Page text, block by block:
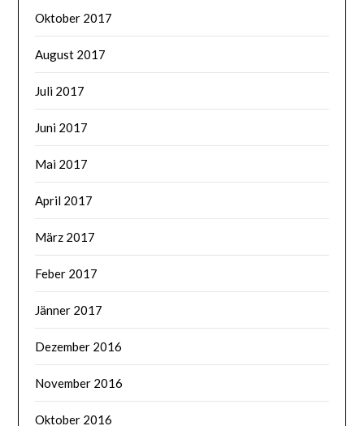
Oktober 2017
August 2017
Juli 2017
Juni 2017
Mai 2017
April 2017
März 2017
Feber 2017
Jänner 2017
Dezember 2016
November 2016
Oktober 2016